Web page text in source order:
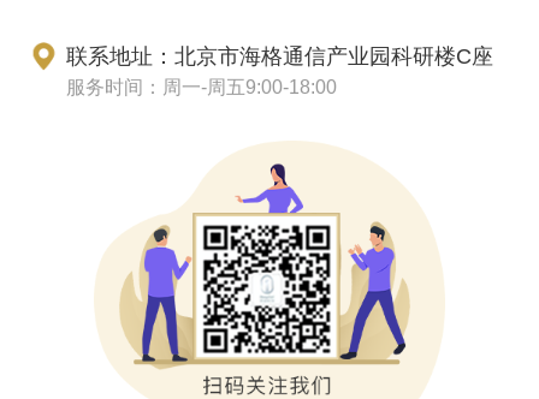
联系地址：北京市海格通信产业园科研楼C座
服务时间：周一-周五9:00-18:00